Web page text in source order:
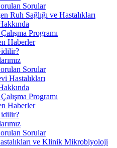
Sorular
Ruh Sağlığı ve Hastalıkları
Programı
Haberler
Sorular
Hastalıkları
Programı
Haberler
Sorular
ve Klinik Mikrobiyoloji